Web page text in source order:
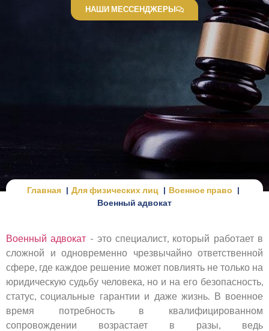
НАШИ МЕССЕНДЖЕРЫ
Главная Для физических лиц
Военное право
Военный адвокат
Военный адвокат - это специалист, который работает в
сложной и одновременно чрезвычайно ответственной
сфере, где каждое решение может повлиять не только на
юридическую судьбу человека, но и на его безопасность,
статус, социальные гарантии и даже жизнь. В военное
время потребность в квалифицированном
сопровождении возрастает в разы, ведь